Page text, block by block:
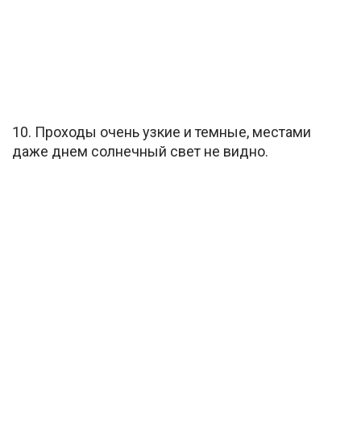
10. Проходы очень узкие и темные, местами
даже днем солнечный свет не видно.